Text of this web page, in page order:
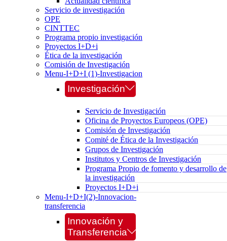
Servicio de investigación
OPE
CINTTEC
Programa propio investigación
Proyectos I+D+i
Ética de la investigación
Comisión de Investigación
Menu-I+D+I (1)-Investigacion
Investigación
Servicio de Investigación
Oficina de Proyectos Europeos (OPE)
Comisión de Investigación
Comité de Ética de la Investigación
Grupos de Investigación
Institutos y Centros de Investigación
Programa Propio de fomento y desarrollo de
la investigación
Proyectos I+D+i
Menu-I+D+I(2)-Innovacion-
transferencia
Innovación y
Transferencia